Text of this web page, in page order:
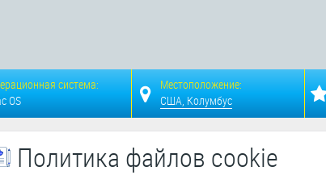
система:
OS
Местоположение:
США, Колумбус
Политика файлов cookie